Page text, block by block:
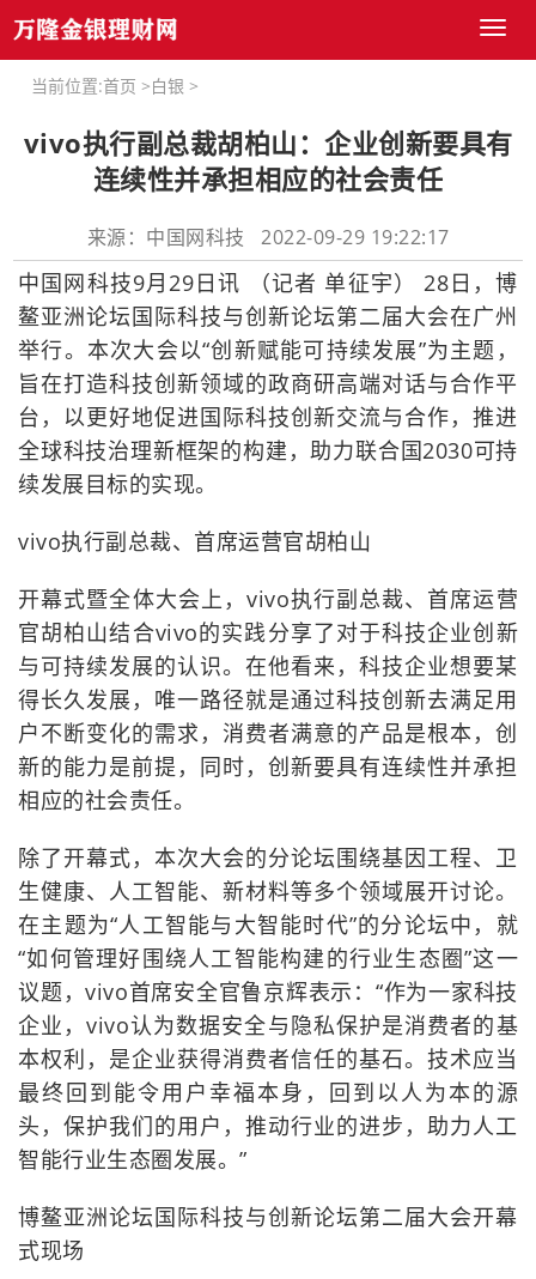
Toggle
当前位置:首页 >白银 >
vivo执行副总裁胡柏山：企业创新要具有
连续性并承担相应的社会责任
来源：中国网科技 2022-09-29 19:22:17
中国网科技9月29日讯 （记者 单征宇） 28日，博
鳌亚洲论坛国际科技与创新论坛第二届大会在广州
举行。本次大会以“创新赋能可持续发展”为主题，
旨在打造科技创新领域的政商研高端对话与合作平
台，以更好地促进国际科技创新交流与合作，推进
全球科技治理新框架的构建，助力联合国2030可持
续发展目标的实现。
vivo执行副总裁、首席运营官胡柏山
开幕式暨全体大会上，vivo执行副总裁、首席运营
官胡柏山结合vivo的实践分享了对于科技企业创新
与可持续发展的认识。在他看来，科技企业想要某
得长久发展，唯一路径就是通过科技创新去满足用
户不断变化的需求，消费者满意的产品是根本，创
新的能力是前提，同时，创新要具有连续性并承担
相应的社会责任。
除了开幕式，本次大会的分论坛围绕基因工程、卫
生健康、人工智能、新材料等多个领域展开讨论。
在主题为“人工智能与大智能时代”的分论坛中，就
“如何管理好围绕人工智能构建的行业生态圈”这一
议题，vivo首席安全官鲁京辉表示：“作为一家科技
企业，vivo认为数据安全与隐私保护是消费者的基
本权利，是企业获得消费者信任的基石。技术应当
最终回到能令用户幸福本身，回到以人为本的源
头，保护我们的用户，推动行业的进步，助力人工
智能行业生态圈发展。”
博鳌亚洲论坛国际科技与创新论坛第二届大会开幕
式现场